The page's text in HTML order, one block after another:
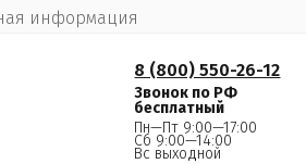
информация
8 (800) 550-26-12
Звонок по РФ
бесплатный
Пн—Пт 9:00—17:00
Сб 9:00—14:00
Вс выходной